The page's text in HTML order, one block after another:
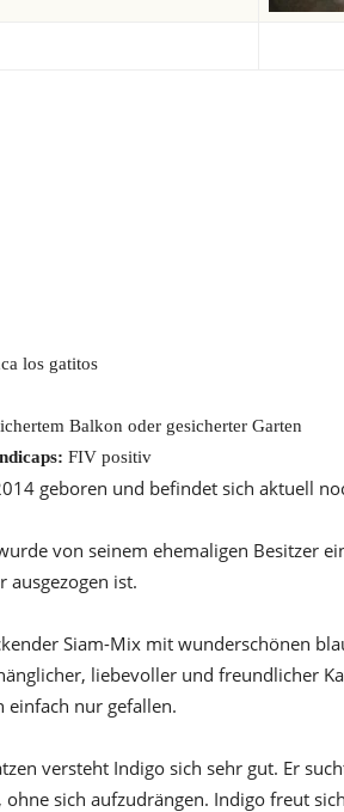
los gatitos
Balkon oder gesicherter Garten
FIV positiv
geboren und befindet sich aktuell
von seinem ehemaligen Besitzer
ausgezogen ist.
Siam-Mix mit wunderschönen
liebevoller und freundlicher
einfach nur gefallen.
versteht Indigo sich sehr gut. Er
ohne sich aufzudrängen. Indigo freut